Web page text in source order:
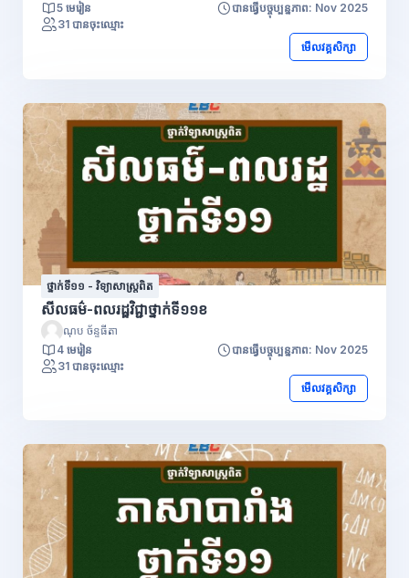
5 មេរៀន
បានធ្វើបច្ចុប្បន្នភាព: Nov 2025
31 បានចុះឈ្មោះ
មើលវគ្គសិក្សា
ថ្នាក់ទី១១ - វិទ្យាសាស្រ្តពិត
សីលធម៌-ពលរដ្ឋវិជ្ជាថ្នាក់ទី១១ខ
ណុប ច័ន្ទធីតា
4 មេរៀន
បានធ្វើបច្ចុប្បន្នភាព: Nov 2025
31 បានចុះឈ្មោះ
មើលវគ្គសិក្សា